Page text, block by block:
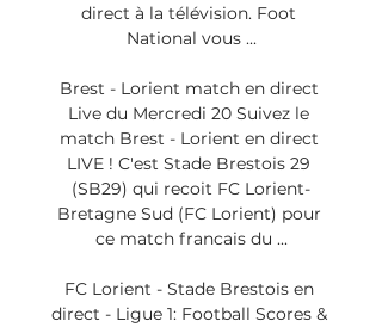
direct à la télévision. Foot
National vous ...
Brest - Lorient match en direct
Live du Mercredi 20 Suivez le
match Brest - Lorient en direct
LIVE ! C'est Stade Brestois 29
(SB29) qui recoit FC Lorient-
Bretagne Sud (FC Lorient) pour
ce match francais du ...
FC Lorient - Stade Brestois en
direct - Ligue 1: Football Scores &